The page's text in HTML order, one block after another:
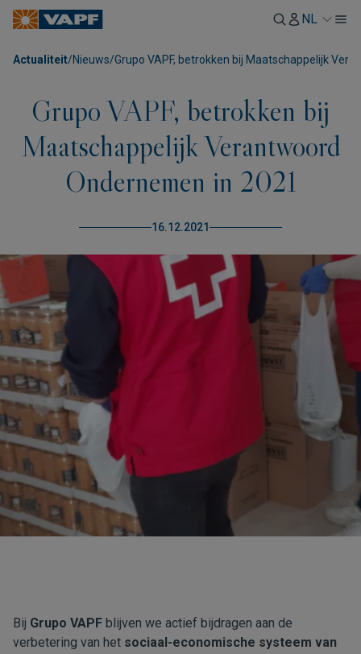
NL
Actualiteit/Nieuws/Grupo VAPF, betrokken bij Maatschappelijk
Grupo VAPF, betrokken bij
Maatschappelijk Verantwoord
Ondernemen in 2021
16.12.2021
Bij Grupo VAPF blijven we actief bijdragen aan de
verbetering van het sociaal-economische systeem van